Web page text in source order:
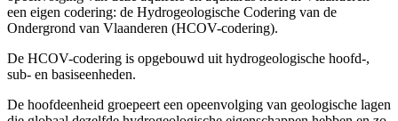
een eigen codering: de Hydrogeologische Codering van de
Ondergrond van Vlaanderen (HCOV-codering).
De HCOV-codering is opgebouwd uit hydrogeologische hoofd-,
sub- en basiseenheden.
De hoofdeenheid groepeert een opeenvolging van geologische lagen